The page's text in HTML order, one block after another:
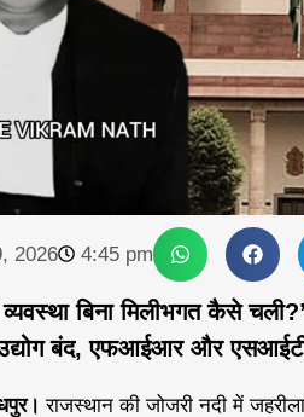
2026 4:45 pm
व्यवस्था बिना मिलीभगत कैसे
बंद, एफआईआर और
राजस्थान की जोजरी नदी में